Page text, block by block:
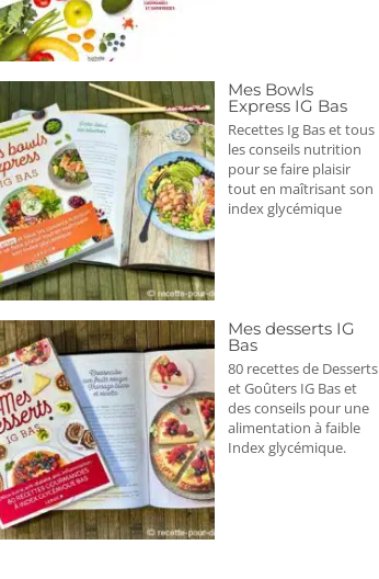
Mes Bowls
Express IG Bas
Recettes Ig Bas et tous
les conseils nutrition
pour se faire plaisir
tout en maîtrisant son
index glycémique
Mes desserts IG
Bas
80 recettes de Desserts
et Goûters IG Bas et
des conseils pour une
alimentation à faible
Index glycémique.